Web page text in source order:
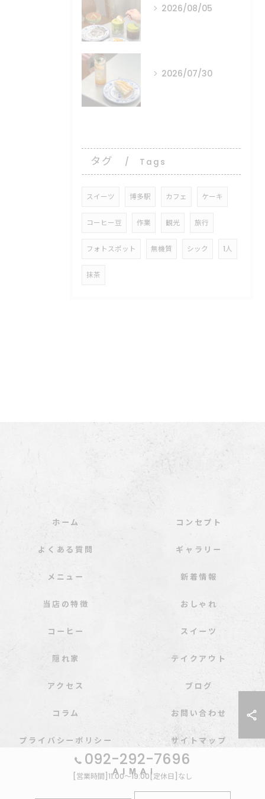
2026/08/05
2026/07/30
タグ Tags
スイーツ 博多駅 カフェ ケーキ
コーヒー豆 作業 観光 旅行
フォトスポット 無機質 シック 1人
抹茶
092-292-7696
[営業時間]11:00～19:00[定休日]なし
ホーム コンセプト
よくある質問 ギャラリー
メニュー 新着情報
当店の特徴 おしゃれ
コーヒー スイーツ
隠れ家 テイクアウト
アクセス ブログ
コラム お問い合わせ
プライバシーポリシー サイトマップ